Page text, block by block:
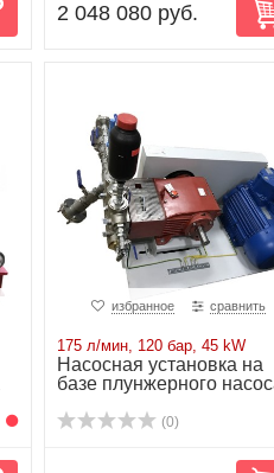
2 048 080 руб.
избранное сравнить
175 л/мин, 120 бар, 45 kW
Насосная установка на
базе плунжерного
(0)